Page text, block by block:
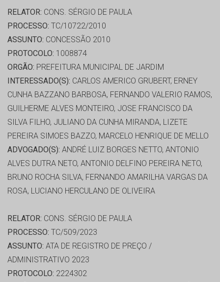
RELATOR: CONS. SÉRGIO DE PAULA
PROCESSO: TC/10722/2010
ASSUNTO: CONCESSÃO 2010
PROTOCOLO: 1008874
ORGÃO: PREFEITURA MUNICIPAL DE JARDIM
INTERESSADO(S): CARLOS AMERICO GRUBERT, ERNEY
CUNHA BAZZANO BARBOSA, FERNANDO VALERIO RAMOS,
GUILHERME ALVES MONTEIRO, JOSE FRANCISCO DA
SILVA FILHO, JULIANO DA CUNHA MIRANDA, LIZETE
PEREIRA SIMOES BAZZO, MARCELO HENRIQUE DE MELLO
ADVOGADO(S): ANDRÉ LUIZ BORGES NETTO, ANTONIO
ALVES DUTRA NETO, ANTONIO DELFINO PEREIRA NETO,
BRUNO ROCHA SILVA, FERNANDO AMARILHA VARGAS DA
ROSA, LUCIANO HERCULANO DE OLIVEIRA
RELATOR: CONS. SÉRGIO DE PAULA
PROCESSO: TC/509/2023
ASSUNTO: ATA DE REGISTRO DE PREÇO /
ADMINISTRATIVO 2023
PROTOCOLO: 2224302